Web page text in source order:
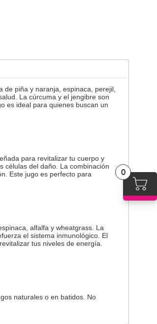
0
piña y naranja, espinaca, perejil,
La cúrcuma y el jengibre son
es ideal para quienes buscan un
para revitalizar tu cuerpo y
células del daño. La combinación
Este jugo es perfecto para
alfalfa y wheatgrass. La
el sistema inmunológico. El
tus niveles de energía.
naturales o en batidos. No